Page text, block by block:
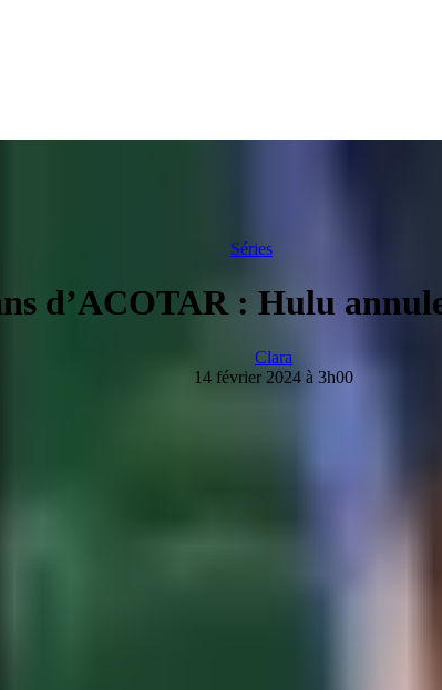
Séries
d’ACOTAR : Hulu
Clara
14 février 2024 à 3h00